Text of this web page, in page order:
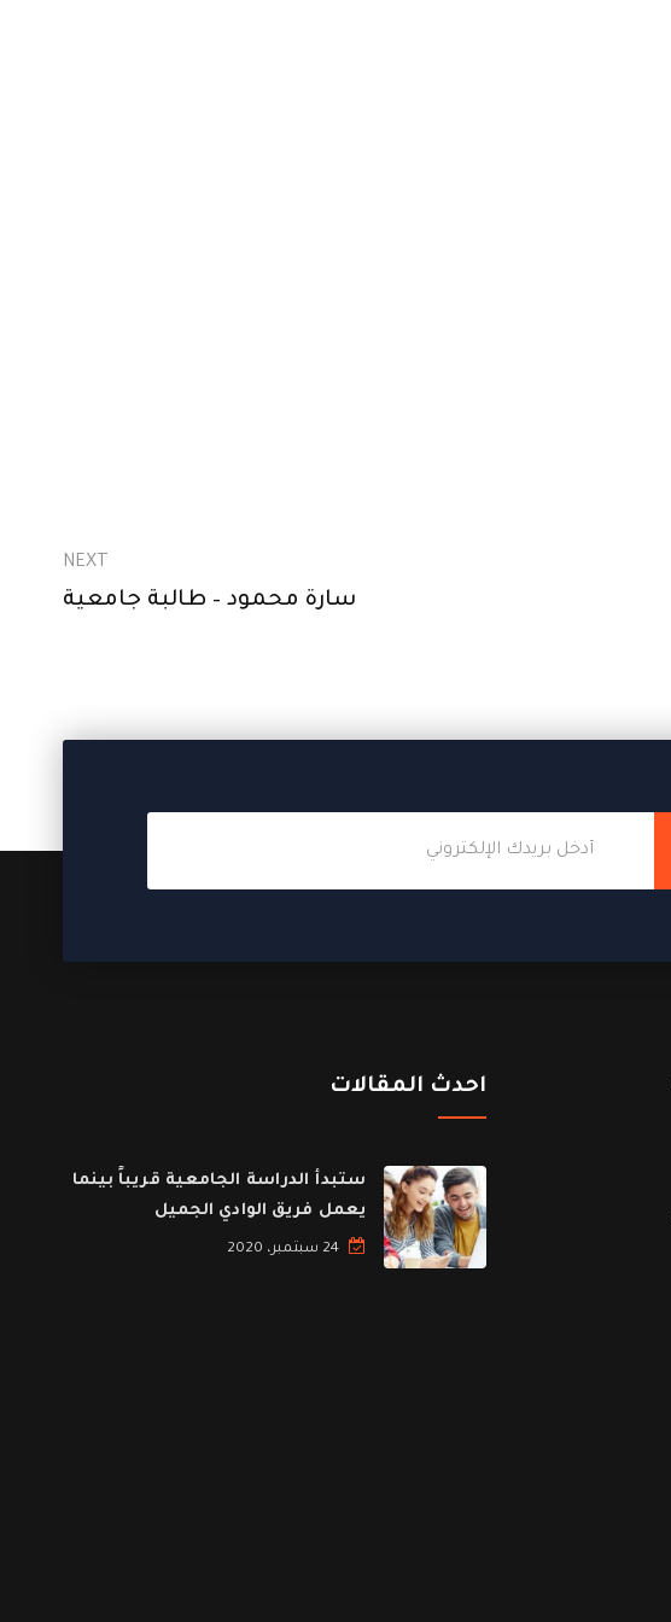
NEXT
سارة محمود – طالبة جامعية
احدث المقالات
ستبدأ الدراسة الجامعية قريباً بينما
يعمل فريق الوادي الجميل